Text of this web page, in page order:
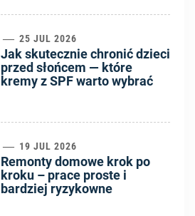
25 JUL 2026
Jak skutecznie chronić dzieci
przed słońcem — które
kremy z SPF warto wybrać
19 JUL 2026
Remonty domowe krok po
kroku – prace proste i
bardziej ryzykowne